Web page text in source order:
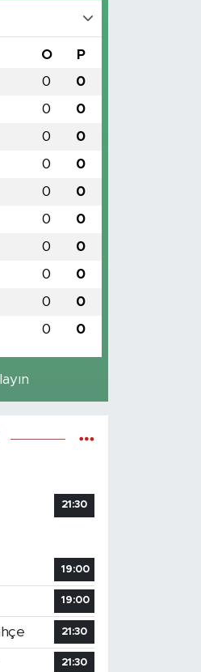
O P
0 0
0 0
0 0
0 0
0 0
0 0
0 0
0 0
0 0
0 0
21:30
19:00
19:00
21:30
21:30